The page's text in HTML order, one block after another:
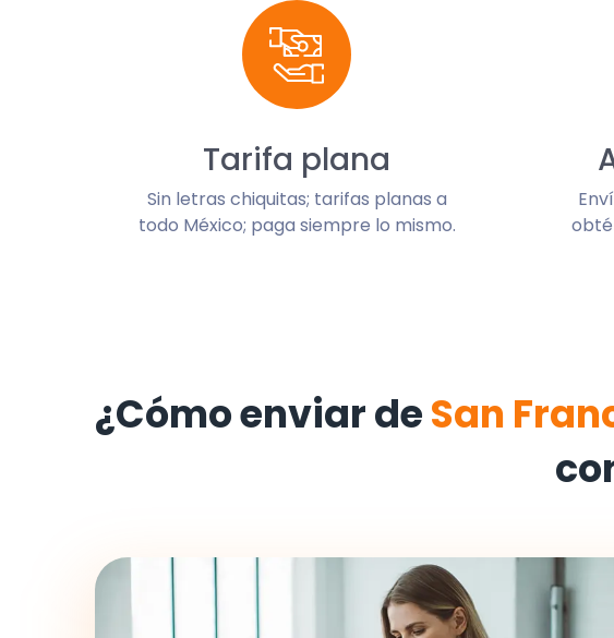
Tarifa plana
Sin letras chiquitas; tarifas planas a
todo México; paga siempre lo mismo.
¿Cómo enviar deSan